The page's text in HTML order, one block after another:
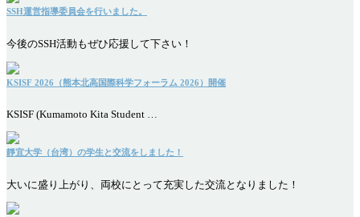
SSH運営指導委員会を行いました。
今後のSSH活動もぜひ応援して下さい！
KSISF 2026（熊本北高国際科学フォーラム 2026）開催
KSISF (Kumamoto Kita Student …
靜宜大学（台湾）の学生と交流をしました！
大いに盛り上がり、両校にとって充実した交流となりました！